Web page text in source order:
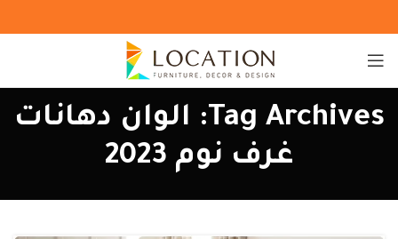
Tag Archives: الوان دهانات
غرف نوم 2023